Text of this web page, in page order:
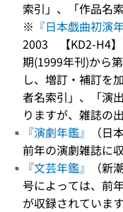
索引」、「作品名
※ 『日本戯曲初演
2003 【KD2-H4】
期(1999年刊)から
し、増訂・補訂を
者名索引」、「演
りますが、雑誌の
『演劇年鑑』
（日
前年の演劇雑誌に
『文芸年鑑』
（新
号によっては、前
が収録されています